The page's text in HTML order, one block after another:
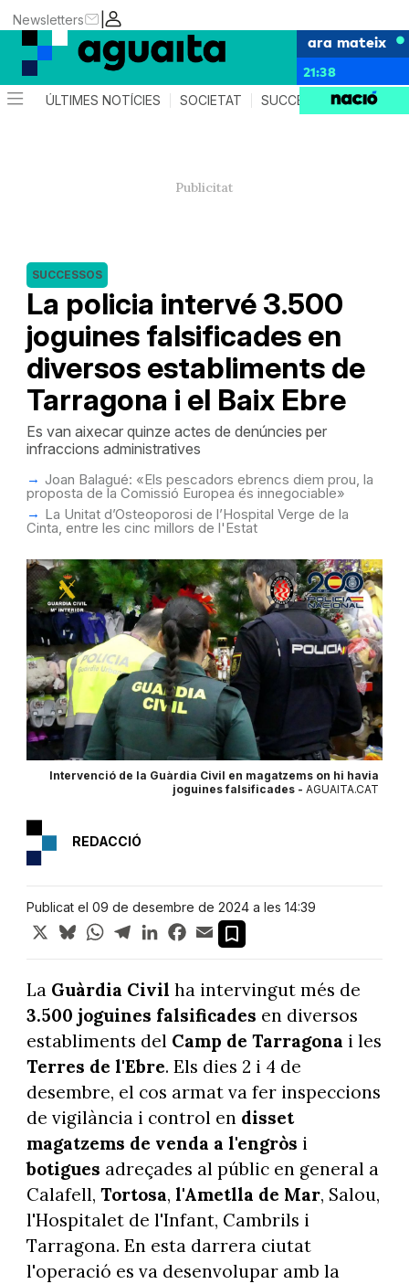
|
Newsletters
ara mateix
21:38
ÚLTIMES NOTÍCIES SOCIETAT SUCCESSOS AGENDA
La policia intervé 3.500
joguines falsificades en
diversos establiments de
Tarragona i el Baix Ebre
SUCCESSOS
Es van aixecar quinze actes de denúncies per
infraccions administratives
Joan Balagué: «Els pescadors ebrencs diem prou, la
proposta de la Comissió Europea és innegociable»
La Unitat d’Osteoporosi de l’Hospital Verge de la
Cinta, entre les cinc millors de l'Estat
Intervenció de la Guàrdia Civil en magatzems on hi havia
joguines falsificades - AGUAITA.CAT
REDACCIÓ
Publicat el 09 de desembre de 2024 a les 14:39
X BlueskyWhatsApp
TelegramLinkedInFacebook
Email
La Guàrdia Civil ha intervingut més de
3.500 joguines falsificades en diversos
establiments del Camp de Tarragona i les
Terres de l'Ebre. Els dies 2 i 4 de
desembre, el cos armat va fer inspeccions
de vigilància i control endisset
magatzems de venda a l'engròs i
botigues adreçades al públic en general a
Calafell, Tortosa, l'Ametlla de Mar, Salou,
l'Hospitalet de l'Infant, Cambrils i
Tarragona. En esta darrera ciutat
l'operació es va desenvolupar amb la